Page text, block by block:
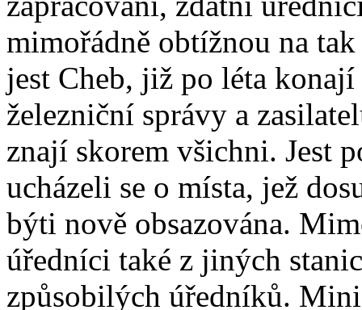
mimořádně obtížnou na
jest Cheb, již po léta
železniční správy a
znají skorem všichni. Jest
ucházeli se o místa, jež
býti nově obsazována.
úředníci také z jiných
způsobilých úředníků.